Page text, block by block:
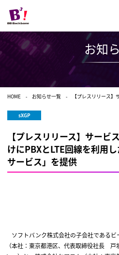
お知
HOME お知らせ一覧 【プレスリリース
sXGP
【プレスリリース】サービ
けにPBXとLTE回線を利用
サービス」を提供
ソフトバンク株式会社の子会社であるビ
（本社：東京都港区、代表取締役社長 戸